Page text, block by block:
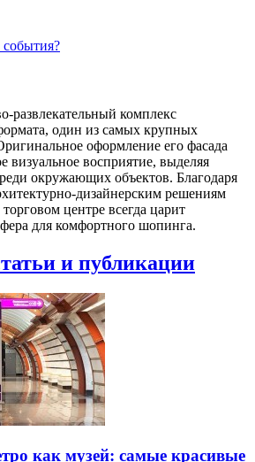
события?
развлекательный комплекс
один из самых крупных
оформление его фасада
визуальное восприятие, выделяя
окружающих объектов. Благодаря
дизайнерским решениям
центре всегда царит
для комфортного шопинга.
и публикации
как музей: самые красивые